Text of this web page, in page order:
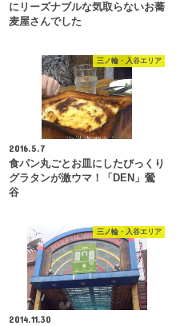
にリーズナブルな気取らないお蕎
麦屋さんでした
三ノ輪・入谷エリア
2016.5.7
食パン丸ごとお皿にしたびっくり
グラタンが激ウマ！「DEN」鶯
谷
三ノ輪・入谷エリア
2014.11.30